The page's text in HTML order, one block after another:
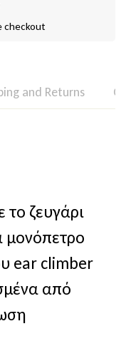
checkout
and Returns
το ζευγάρι
μονόπετρο
ear climber
από